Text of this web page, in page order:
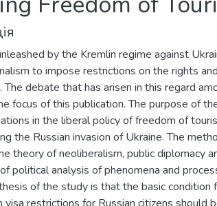
by the Kremlin regime against
to impose restrictions on the rights
The debate that has arisen in this regard
focus of this publication. The purpose of
in the liberal policy of freedom of
the Russian invasion of Ukraine. The
theory of neoliberalism, public diplomacy
political analysis of phenomena and
of the study is that the basic condition